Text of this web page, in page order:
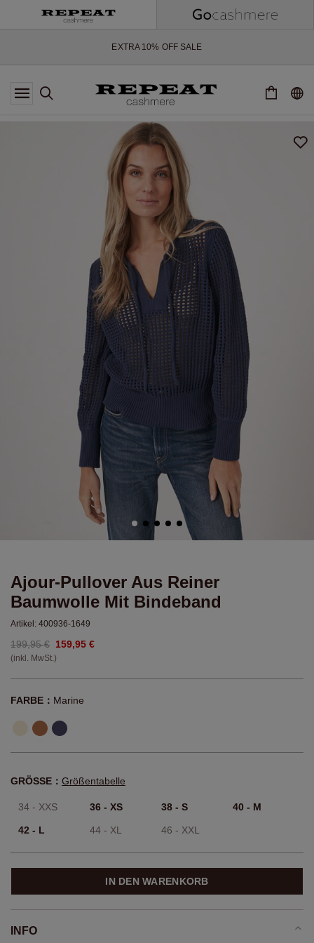
WEICHE NEUE STYLES & FRISCHE FARBEN FÜR DIE KOMMENDE
*AUSNAHMEN SIND MÖGLICH
WEICHE NEUE STYLES & FRISCHE FARBEN FÜR DIE KOMMENDE
SAISON
EXTRA 10% OFF SALE
Ajour-Pullover Aus Reiner
Baumwolle Mit Bindeband
Artikel: 400936-1649
199,95 € 159,95 €
(inkl. MwSt.)
FARBE： Marine
GRÖSSE： Größentabelle
34 - XXS 36 - XS 38 - S 40 - M
42 - L 44 - XL 46 - XXL
IN DEN WARENKORB
INFO